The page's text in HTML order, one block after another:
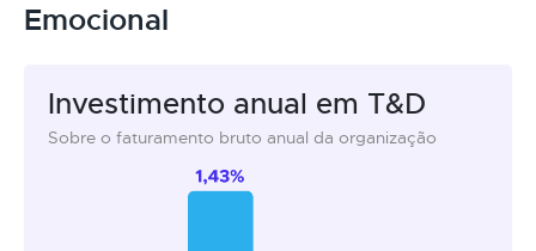
Emocional
Investimento anual em T&D
Sobre o faturamento bruto anual da organização